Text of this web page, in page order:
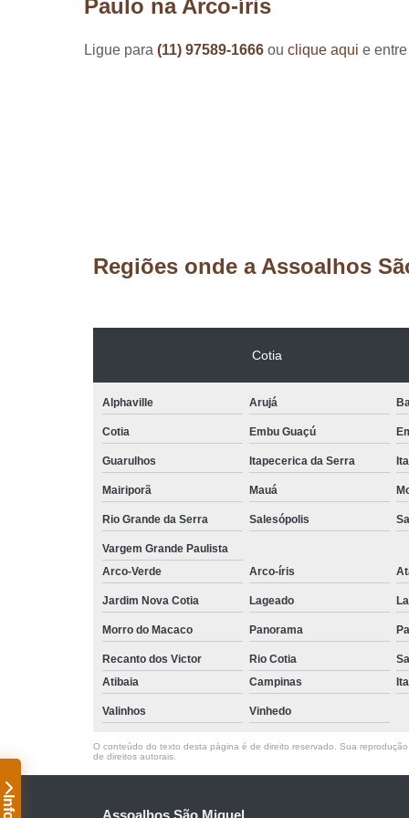
Paulo na Arco-íris
Ligue para (11) 97589-1666 ou clique aqui e
Regiões onde a Assoalhos
Cotia
Alphaville Arujá
Cotia Embu Guaçú
Guarulhos Itapecerica da Serra
Mairiporã Mauá
Rio Grande da Serra Salesópolis
Vargem Grande Paulista
Arco-Verde
Arco-íris
Jardim Nova Cotia Lageado
Morro do Macaco Panorama
Recanto dos Victor Rio Cotia
Atibaia
Campinas
Valinhos Vinhedo
O conteúdo do texto desta página é de direito reservado. Sua
de direitos autorais
Assoalhos São Miguel